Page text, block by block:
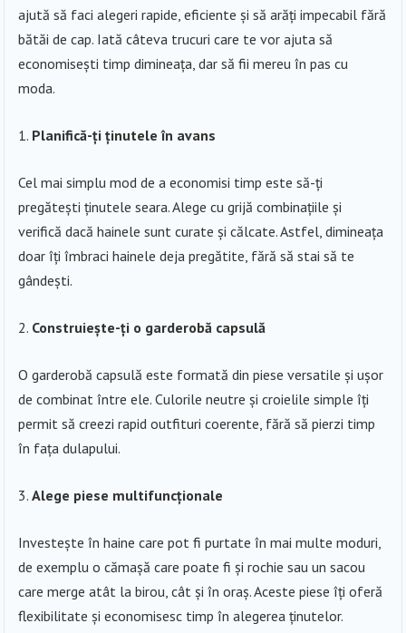
ajută să faci alegeri rapide, eficiente și să arăți impecabil fără
bătăi de cap. Iată câteva trucuri care te vor ajuta să
economisești timp dimineața, dar să fii mereu în pas cu
moda.
Planifică-ți ținutele în avans
Cel mai simplu mod de a economisi timp este să-ți
pregătești ținutele seara. Alege cu grijă combinațiile și
verifică dacă hainele sunt curate și călcate. Astfel, dimineața
doar îți îmbraci hainele deja pregătite, fără să stai să te
gândești.
Construiește-ți o garderobă capsulă
O garderobă capsulă este formată din piese versatile și ușor
de combinat între ele. Culorile neutre și croielile simple îți
permit să creezi rapid outfituri coerente, fără să pierzi timp
în fața dulapului.
Alege piese multifuncționale
Investește în haine care pot fi purtate în mai multe moduri,
de exemplu o cămașă care poate fi și rochie sau un sacou
care merge atât la birou, cât și în oraș. Aceste piese îți oferă
flexibilitate și economisesc timp în alegerea ținutelor.